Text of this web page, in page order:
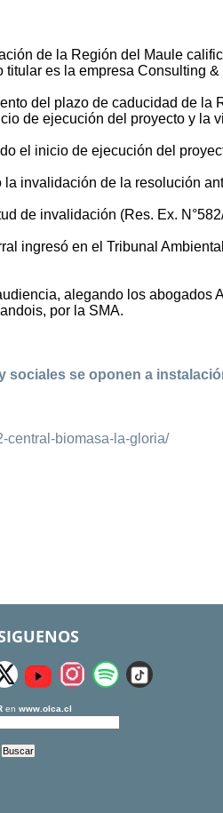
de la Región del Maule
titular es la empresa Consulting
del plazo de caducidad de la
de ejecución del proyecto y la
el inicio de ejecución del
invalidación de la resolución
de invalidación (Res. Ex.
ingresó en el Tribunal
alegando los abogados
por la SMA.
sociales se oponen a
central-biomasa-la-gloria/
en www.olca.cl